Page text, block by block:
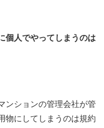
個人でやってしまうのは
ンションの管理会社が管
物にしてしまうのは規約